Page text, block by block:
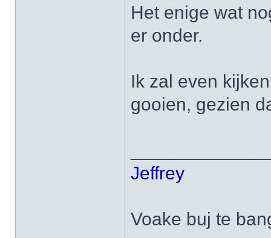
Het enige wat
er onder.
Ik zal even
gooien, gezien
Jeffrey
Voake buj te